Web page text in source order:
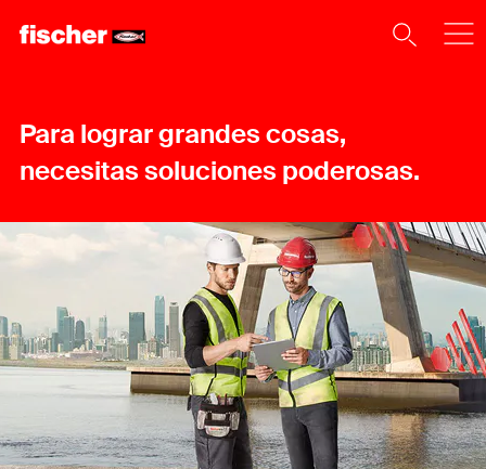
Para lograr grandes cosas,
necesitas soluciones poderosas.